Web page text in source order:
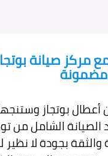
مركز صيانة
مضمونة
بوتجاز
الشامل من
بجودة لا